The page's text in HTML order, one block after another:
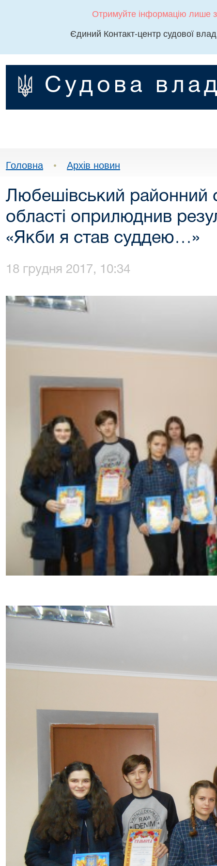
Отримуйте інформацію лише
Єдиний Контакт-центр судової
Судова
Головна • Архів новин
Любешівський районний
області оприлюднив
«Якби я став суддею…»
18 грудня 2017, 10:34